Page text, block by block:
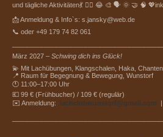
und tägliche Aktivitäten💃 🧘‍♀️ 😂 🎨 🗣️ 🌞 🤝 🧠
📩 Anmeldung & Info`s: s.jansky@web.de
📞 oder +49 179 74 82 061
März 2027 – Schwing dich ins Glück!
💫 Mit Lachübungen, Klangschalen, Haka,
📍 Raum für Begegnung & Bewegung, Wunstorf
🕚 11:00–17:00 Uhr
💶 99 € (Frühbucher) / 109 € (regulär)
✉️ Anmeldung:
lachclubwunstorf@gmail.com